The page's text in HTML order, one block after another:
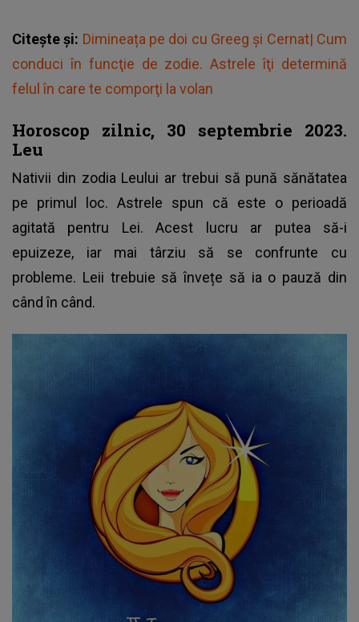
Citește și: Dimineața pe doi cu Greeg și Cernat| Cum
conduci în funcţie de zodie. Astrele îţi determină
felul în care te comporţi la volan
Horoscop zilnic, 30 septembrie 2023.
Leu
Nativii din zodia Leului ar trebui să pună sănătatea
pe primul loc. Astrele spun că este o perioadă
agitată pentru Lei. Acest lucru ar putea să-i
epuizeze, iar mai târziu să se confrunte cu
probleme. Leii trebuie să învețe să ia o pauză din
când în când.